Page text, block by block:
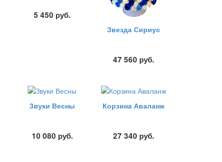
5 450 руб.
Звезда Сириус
47 560 руб.
Звуки Весны
10 080 руб.
Корзина Аваланж
27 340 руб.